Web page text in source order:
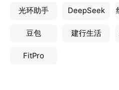
光环助手 DeepSeek
豆包 建行生活
FitPro